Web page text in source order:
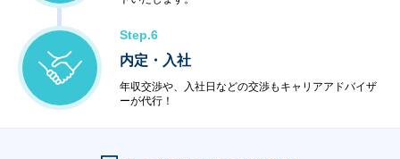
Step.6
内定・入社
年収交渉や、入社日などの交渉もキャリアアドバイザ
ーが代行！